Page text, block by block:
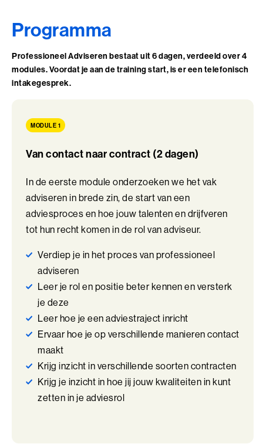
Leren Leiden (BaakBoost)
Management van Mensen
Management van Mensen (BaakBoost)
Moeilijke Gesprekken Voeren (BaakBoost)
Perfectionisme in Balans
Perfectionisme in Balans (BaakBoost)
Persoonlijke Kracht
Professioneel Adviseren
Professioneel Adviseren (BaakBoost)
Projectmanagement
Senior Excellence
Strategisch Adviseren
Strategisch Leiderschap Programma
Programma
Professioneel Adviseren bestaat uit 6 dagen, verdeeld over 4
modules. Voordat je aan de training start, is er een telefonisch
intakegesprek.
MODULE 1
Van contact naar contract (2 dagen)
In de eerste module onderzoeken we het vak
adviseren in brede zin, de start van een
adviesproces en hoe jouw talenten en drijfveren
tot hun recht komen in de rol van adviseur.
Verdiep je in het proces van professioneel
adviseren
Leer je rol en positie beter kennen en versterk
je deze
Leer hoe je een adviestraject inricht
Ervaar hoe je op verschillende manieren contact
maakt
Krijg inzicht in verschillende soorten contracten
Krijg je inzicht in hoe jij jouw kwaliteiten in kunt
zetten in je adviesrol